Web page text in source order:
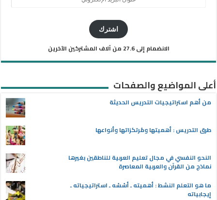
اشترك
الانضمام إلى 27.6 من آلاف المشتركين الآخرين
أعلى المواضيع والصفحات
من أهم استراتيجيات التدريس الحديثة
طرق التدريس : أهميتها ومُرتكزاتها وأنواعها
النحو النفسي في مجال تعليم العربية للناطقين بغيرها
نماذج من القرآن والعربية المعاصرة
ما هو التعلم النشط : أهميته ـ أسُسُه ـ استراتيجياته ـ
إيجابياته